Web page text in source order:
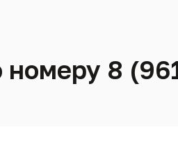
номеру 8